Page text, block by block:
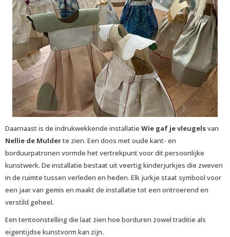
Daarnaast is de indrukwekkende installatie Wie gaf je vleugelsvan
Nellie de Mulderte zien. Een doos met oude kant- en
borduurpatronen vormde het vertrekpunt voor dit persoonlijke
kunstwerk. De installatie bestaat uit veertig kinderjurkjes die zweven
in de ruimte tussen verleden en heden. Elk jurkje staat symbool voor
een jaar van gemis en maakt de installatie tot een ontroerend en
verstild geheel.
Een tentoonstelling die laat zien hoe borduren zowel traditie als
eigentijdse kunstvorm kan zijn.